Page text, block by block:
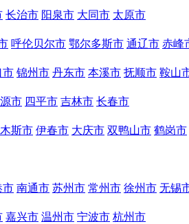
长治市 阳泉市 大同市 太原市
呼伦贝尔市 鄂尔多斯市 通辽市 赤峰
市 锦州市 丹东市 本溪市 抚顺市 鞍山
市 四平市 吉林市 长春市
斯市 伊春市 大庆市 双鸭山市 鹤岗市
市 南通市 苏州市 常州市 徐州市 无锡
嘉兴市 温州市 宁波市 杭州市